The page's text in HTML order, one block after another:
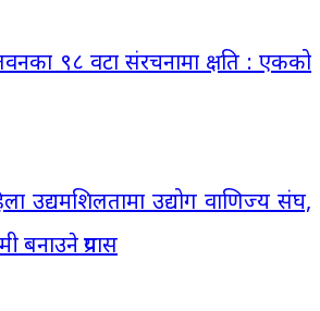
९८ वटा संरचनामा क्षति : एकको
उद्यमशिलतामा उद्योग वाणिज्य संघ,
बनाउने प्रयास